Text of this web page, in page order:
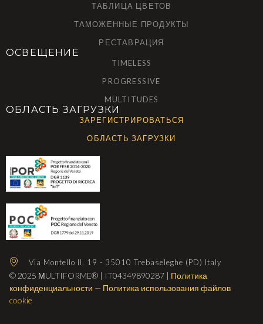
ТАБЛИЦА ЦВЕТОВ
ТАМОЖЕННЫЕ ПРОДУКТЫ
РЕСТАВРАЦИЯ
ОСВЕЩЕНИЕ
TIMELESS
PROGRESSIVE
MULTITUDES
ОБЛАСТЬ ЗАГРУЗКИ
ЗАРЕГИСТРИРОВАТЬСЯ
ОБЛАСТЬ ЗАГРУЗКИ
Via Montello II, 19 - 35010 Trebaseleghe (PD) Italy
© 2025 МULTIFORME® | IT04349890287 | Политика
конфиденциальности — Политика использования файлов
cookie